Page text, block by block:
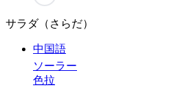
サラダ（さらだ）
中国語
ソーラー
色拉